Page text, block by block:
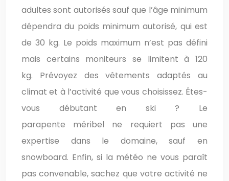
adultes sont autorisés sauf que l’âge minimum
dépendra du poids minimum autorisé, qui est
de 30 kg. Le poids maximum n’est pas défini
mais certains moniteurs se limitent à 120
kg. Prévoyez des vêtements adaptés au
climat et à l’activité que vous choisissez. Êtes-
vous débutant en ski ? Le
parapente méribel ne requiert pas une
expertise dans le domaine, sauf en
snowboard. Enfin, si la météo ne vous paraît
pas convenable, sachez que votre activité ne